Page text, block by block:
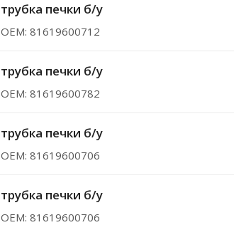
трубка печки б/у
ОЕМ: 81619600712
трубка печки б/у
ОЕМ: 81619600782
трубка печки б/у
ОЕМ: 81619600706
трубка печки б/у
ОЕМ: 81619600706